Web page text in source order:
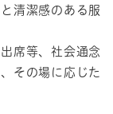
清潔感のある服
席等、社会通念
その場に応じた